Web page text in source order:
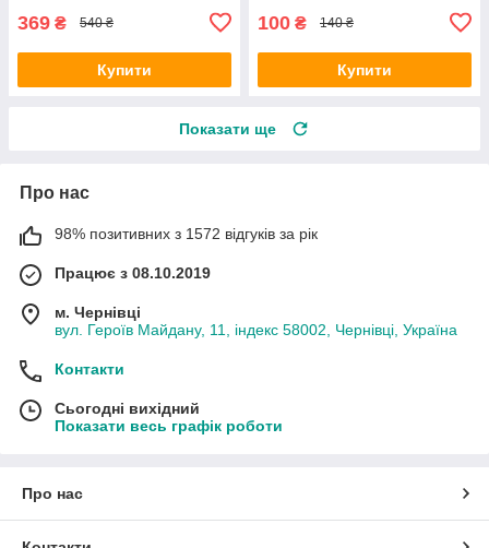
369 ₴ 540 ₴
Купити
100 ₴ 140 ₴
Купити
Показати ще
Про нас
98% позитивних з 1572 відгуків за рік
Працює з 08.10.2019
м. Чернівці
вул. Героїв Майдану, 11, індекс 58002, Чернівці, Україна
Контакти
Сьогодні вихідний
Показати весь графік роботи
Про нас